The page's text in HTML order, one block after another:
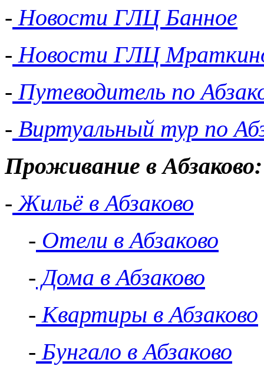
- Новости ГЛЦ Банное
- Новости ГЛЦ
- Путеводитель по
- Виртуальный тур по
Проживание в Абзаково:
- Жильё в Абзаково
- Отели в Абзаково
- Дома в Абзаково
- Квартиры в Абзаково
- Бунгало в Абзаково